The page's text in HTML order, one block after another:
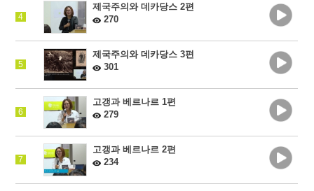
4
제국주의와 데카당스 2편
270
5
제국주의와 데카당스 3편
301
6
고갱과 베르나르 1편
279
7
고갱과 베르나르 2편
234